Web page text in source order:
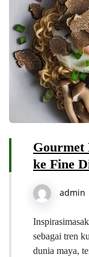
ke Fine
admin
sebagai tren
dunia maya,